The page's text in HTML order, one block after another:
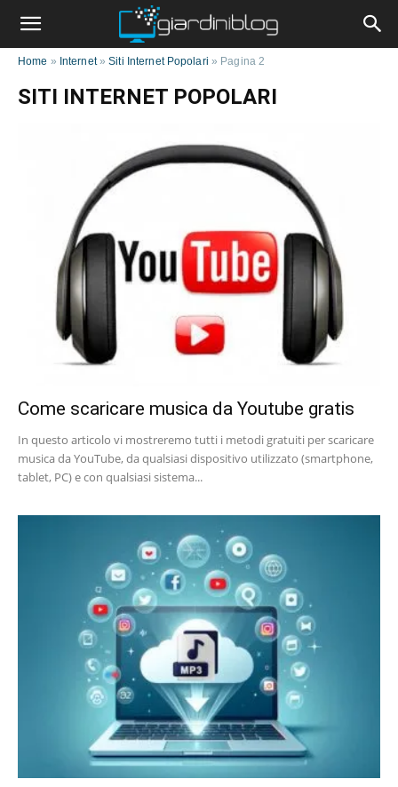
Home » Internet»Siti Internet Popolari » Pagina 2
SITI INTERNET POPOLARI
Come scaricare musica da Youtube gratis
In questo articolo vi mostreremo tutti i metodi gratuiti per scaricare
musica da YouTube, da qualsiasi dispositivo utilizzato (smartphone,
tablet, PC) e con qualsiasi sistema...